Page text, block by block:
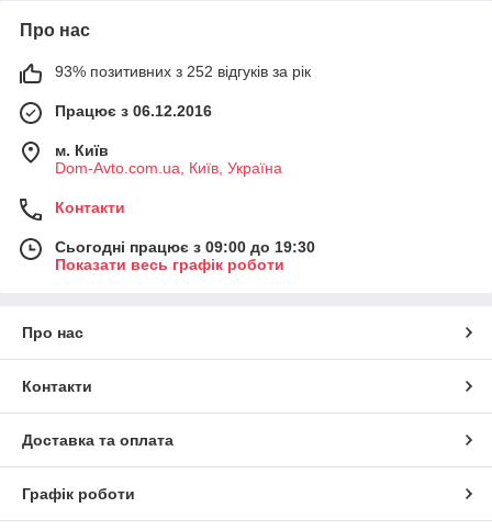
Про нас
93% позитивних з 252 відгуків за рік
Працює з 06.12.2016
м. Київ
Dom-Avto.com.ua, Київ, Україна
Контакти
Сьогодні працює з 09:00 до 19:30
Показати весь графік роботи
Про нас
Контакти
Доставка та оплата
Графік роботи